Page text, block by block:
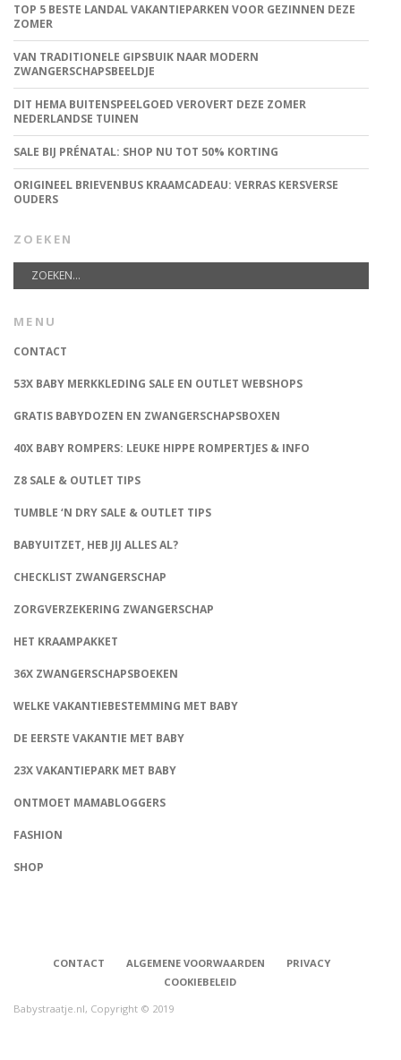
TOP 5 BESTE LANDAL VAKANTIEPARKEN VOOR GEZINNEN DEZE
ZOMER
VAN TRADITIONELE GIPSBUIK NAAR MODERN
ZWANGERSCHAPSBEELDJE
DIT HEMA BUITENSPEELGOED VEROVERT DEZE ZOMER
NEDERLANDSE TUINEN
SALE BIJ PRÉNATAL: SHOP NU TOT 50% KORTING
ORIGINEEL BRIEVENBUS KRAAMCADEAU: VERRAS KERSVERSE
OUDERS
ZOEKEN
MENU
CONTACT
53X BABY MERKKLEDING SALE EN OUTLET WEBSHOPS
GRATIS BABYDOZEN EN ZWANGERSCHAPSBOXEN
40X BABY ROMPERS: LEUKE HIPPE ROMPERTJES & INFO
Z8 SALE & OUTLET TIPS
TUMBLE ‘N DRY SALE & OUTLET TIPS
BABYUITZET, HEB JIJ ALLES AL?
CHECKLIST ZWANGERSCHAP
ZORGVERZEKERING ZWANGERSCHAP
HET KRAAMPAKKET
36X ZWANGERSCHAPSBOEKEN
WELKE VAKANTIEBESTEMMING MET BABY
DE EERSTE VAKANTIE MET BABY
23X VAKANTIEPARK MET BABY
ONTMOET MAMABLOGGERS
FASHION
SHOP
CONTACT ALGEMENE VOORWAARDEN
PRIVACY
COOKIEBELEID
Babystraatje.nl, Copyright © 2019